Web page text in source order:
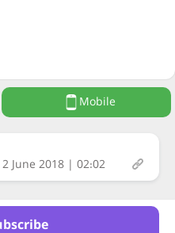
Mobile
2 June 2018 | 02:02